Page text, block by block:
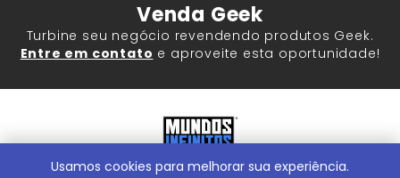
Venda Geek
Turbine seu negócio revendendo produtos Geek.
Entre em contato e aproveite esta oportunidade!
Mundos Infinitos - Publicações e Geek Store |ContentStuff
Usamos cookies para melhorar sua experiência.